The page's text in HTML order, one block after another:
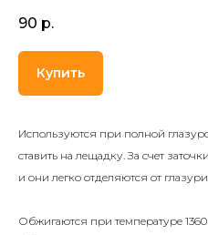
90 р.
Купить
Используются при полной
ставить на лещадку. За счет
и они легко отделяются от глазури
Обжигаются при температуре